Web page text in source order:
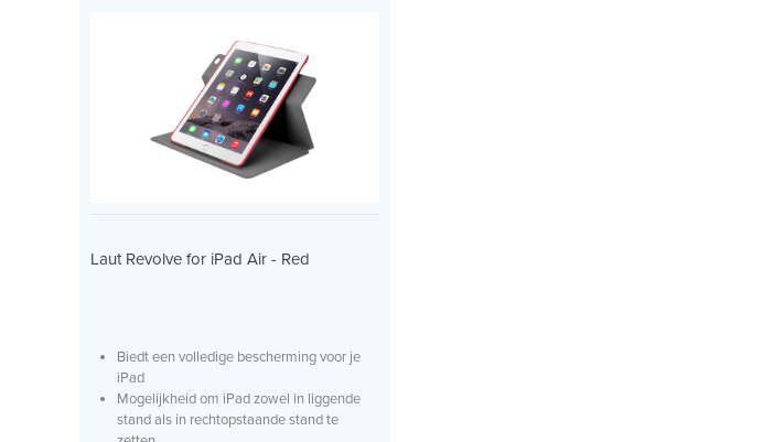
Laut Revolve for iPad Air - Red
Biedt een volledige bescherming voor je
iPad
Mogelijkheid om iPad zowel in liggende
stand als in rechtopstaande stand te